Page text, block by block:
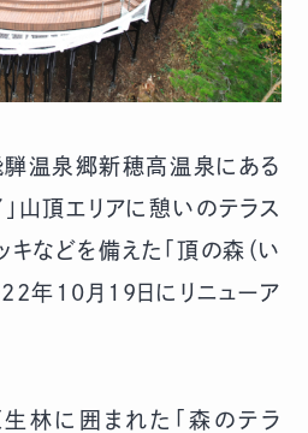
温泉郷新穂高温泉にある
」山頂エリアに憩いのテラス
などを備えた「頂の森（い
年10月19日にリニューア
林に囲まれた「森のテラ